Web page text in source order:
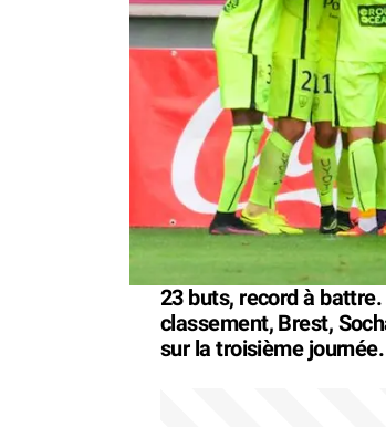
23 buts, record à
classement, Brest,
sur la troisième journée.